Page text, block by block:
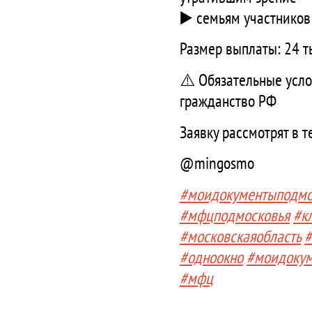
▶️ семьям
Размер выплаты: 24
⚠️ Обязательные
гражданство РФ
Заявку рассмотрят в
@mingosmo
#мфцподмосковья
#московскаяобласть
#одноокно
#мфц